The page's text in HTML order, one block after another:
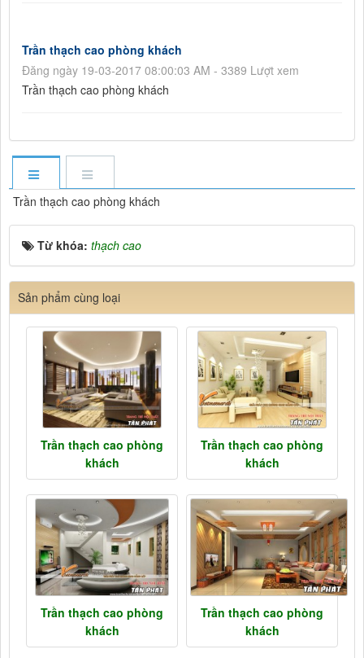
Trần thạch cao phòng khách
Đăng ngày 19-03-2017 08:00:03 AM - 3389 Lượt xem
Trần thạch cao phòng khách
Trần thạch cao phòng khách
Từ khóa: thạch cao
Sản phẩm cùng loại
Trần thạch cao phòng
khách
Trần thạch cao phòng
khách
Trần thạch cao phòng
khách
Trần thạch cao phòng
khách